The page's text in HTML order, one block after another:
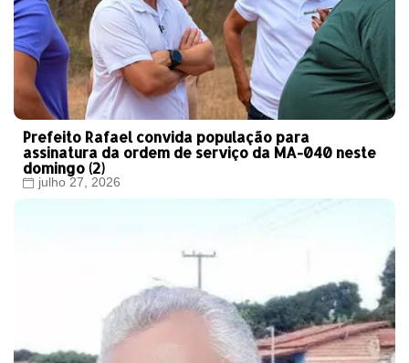
Prefeito Rafael convida população para
assinatura da ordem de serviço da MA-040 neste
domingo (2)
julho 27, 2026